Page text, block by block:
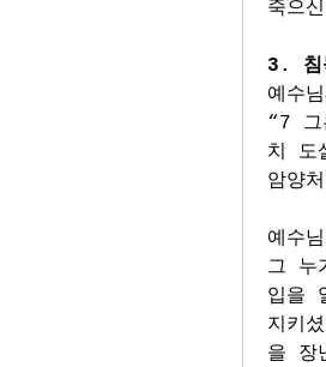
죽으
3. 침
예수
“7 그
치 도
암양
예수
그 누
입을
지키
을 장